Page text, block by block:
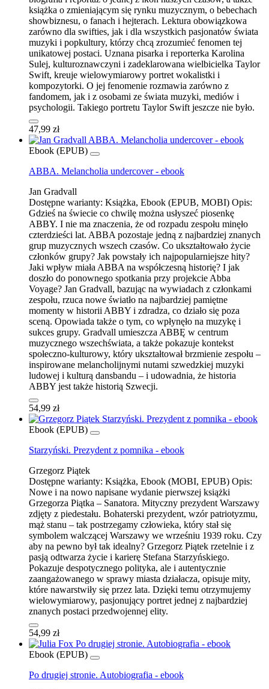
książka o zmieniającym się rynku muzycznym, o bebechach
showbiznesu, o fanach i hejterach. Lektura obowiązkowa
zarówno dla swifties, jak i dla wszystkich pasjonatów świata
muzyki i popkultury, którzy chcą zrozumieć fenomen tej
unikatowej postaci. Uznana pisarka i reporterka Karolina
Sulej, kulturoznawczyni i zadeklarowana wielbicielka Taylor
Swift, kreuje wielowymiarowy portret wokalistki i
kompozytorki. O jej fenomenie rozmawia zarówno z
fandomem, jak i z osobami ze świata muzyki, mediów i
psychologii. Takiego portretu Taylor Swift jeszcze nie było.
47,99 zł
Ebook (EPUB)
ABBA. Melancholia undercover - ebook
Jan Gradvall
Dostępne warianty: Książka, Ebook (EPUB, MOBI) Opis:
Gdzieś na świecie co chwilę można usłyszeć piosenkę
ABBY. I nie ma znaczenia, że od rozpadu zespołu minęło
czterdzieści lat. ABBA pozostaje jedną z najbardziej znanych
grup muzycznych wszech czasów. Co ukształtowało życie
członków grupy? Jak powstały ich najpopularniejsze hity?
Jaki wpływ miała ABBA na współczesną historię? I jak
doszło do ponownego spotkania przy projekcie Abba
Voyage? Jan Gradvall, bazując na wywiadach z członkami
zespołu, rzuca nowe światło na najbardziej pamiętne
momenty w historii ABBY i zdradza, co działo się poza
sceną. Opowiada także o tym, co wpłynęło na muzykę i
sukces grupy. Gradvall umieszcza ABBĘ w centrum
muzycznego wszechświata, a także pokazuje kontekst
społeczno-kulturowy, który ukształtował brzmienie zespołu –
inspirowane melancholijnymi nutami szwedzkiej muzyki
ludowej i kulturą dansbandu – i udowadnia, że historia
ABBY jest także historią Szwecji.
54,99 zł
Ebook (EPUB)
Starzyński. Prezydent z pomnika - ebook
Grzegorz Piątek
Dostępne warianty: Książka, Ebook (MOBI, EPUB) Opis:
Nowe i na nowo napisane wydanie pierwszej książki
Grzegorza Piątka – Sanatora. Mityczny prezydent Warszawy
zdjęty z piedestału. Bohaterski prezydent, wzór patriotyzmu,
mąż stanu – tak postrzegamy człowieka, który stał się
symbolem walczącej Warszawy we wrześniu 1939 roku. Czy
aby na pewno był tak idealny? Grzegorz Piątek rzetelnie i z
pasją odtwarza życie i karierę Stefana Starzyńskiego.
Pokazuje despotycznego polityka, ale i autentycznie
zaangażowanego w sprawy miasta działacza, opisuje mity,
które nawarstwiły się przez lata. Dzięki temu otrzymujemy
wielowymiarowy, pasjonujący portret jednej z najbardziej
znanych postaci przedwojennej elity.
54,99 zł
Ebook (EPUB)
Po drugiej stronie. Autobiografia - ebook